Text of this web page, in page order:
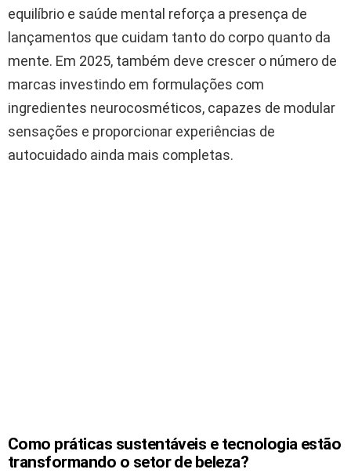
equilíbrio e saúde mental reforça a presença de
lançamentos que cuidam tanto do corpo quanto da
mente. Em 2025, também deve crescer o número de
marcas investindo em formulações com
ingredientes neurocosméticos, capazes de modular
sensações e proporcionar experiências de
autocuidado ainda mais completas.
Como práticas sustentáveis e tecnologia estão
transformando o setor de beleza?